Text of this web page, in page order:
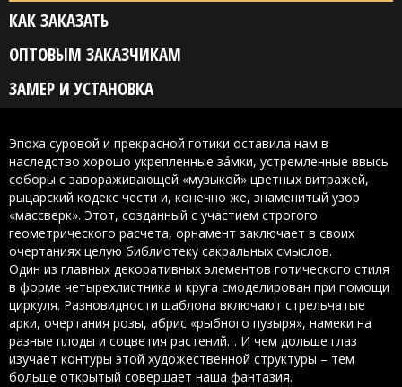
КАК ЗАКАЗАТЬ
ОПТОВЫМ ЗАКАЗЧИКАМ
ЗАМЕР И УСТАНОВКА
Эпоха суровой и прекрасной готики оставила нам в
наследство хорошо укрепленные зáмки, устремленные ввысь
соборы с завораживающей «музыкой» цветных витражей,
рыцарский кодекс чести и, конечно же, знаменитый узор
«массверк». Этот, созданный с участием строгого
геометрического расчета, орнамент заключает в своих
очертаниях целую библиотеку сакральных смыслов.
Один из главных декоративных элементов готического стиля
в форме четырехлистника и круга смоделирован при помощи
циркуля. Разновидности шаблона включают стрельчатые
арки, очертания розы, абрис «рыбного пузыря», намеки на
разные плоды и соцветия растений… И чем дольше глаз
изучает контуры этой художественной структуры – тем
больше открытый совершает наша фантазия.